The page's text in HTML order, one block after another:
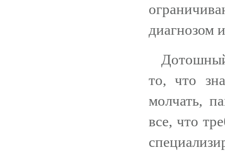
диагнозом
то, что
молчать,
все, что